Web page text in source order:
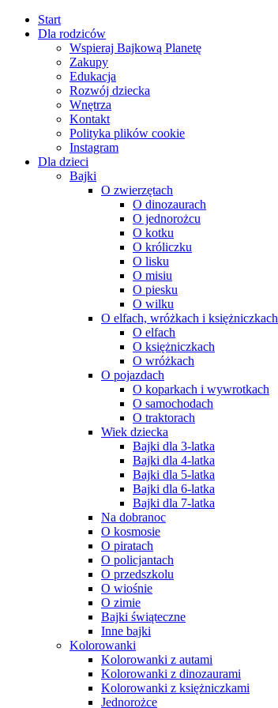
Skip
Start
Dla rodziców
Wspieraj Bajkową Planetę
Zakupy
Edukacja
Rozwój dziecka
Wnętrza
Kontakt
Polityka plików cookie
Instagram
Dla dzieci
Bajki
O zwierzętach
O dinozaurach
O jednorożcu
O kotku
O króliczku
O lisku
O misiu
O piesku
O wilku
O elfach, wróżkach i księżniczkach
O elfach
O księżniczkach
O wróżkach
O pojazdach
O koparkach i wywrotkach
O samochodach
O traktorach
Wiek dziecka
Bajki dla 3-latka
Bajki dla 4-latka
Bajki dla 5-latka
Bajki dla 6-latka
Bajki dla 7-latka
Na dobranoc
O kosmosie
O piratach
O policjantach
O przedszkolu
O wiośnie
O zimie
Bajki świąteczne
Inne bajki
Kolorowanki
Kolorowanki z autami
Kolorowanki z dinozaurami
Kolorowanki z księżniczkami
Jednorożce